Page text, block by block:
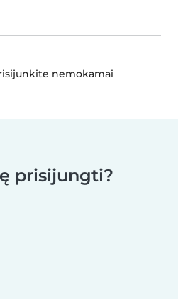
nemokamai
prisijungti?